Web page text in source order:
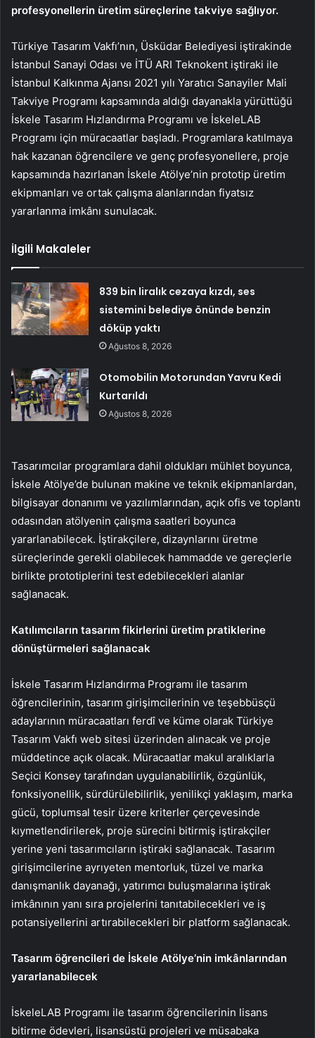
profesyonellerin üretim süreçlerine takviye sağlıyor.
Türkiye Tasarım Vakfı’nın, Üsküdar Belediyesi iştirakinde
İstanbul Sanayi Odası ve İTÜ ARI Teknokent iştiraki ile
İstanbul Kalkınma Ajansı 2021 yılı Yaratıcı Sanayiler Mali
Takviye Programı kapsamında aldığı dayanakla yürüttüğü
İskele Tasarım Hızlandırma Programı ve İskeleLAB
Programı için müracaatlar başladı. Programlara katılmaya
hak kazanan öğrencilere ve genç profesyonellere, proje
kapsamında hazırlanan İskele Atölye’nin prototip üretim
ekipmanları ve ortak çalışma alanlarından fiyatsız
yararlanma imkânı sunulacak.
İlgili Makaleler
839 bin liralık cezaya kızdı, ses
sistemini belediye önünde benzin
döküp yaktı
Ağustos 8, 2026
Otomobilin Motorundan Yavru Kedi
Kurtarıldı
Ağustos 8, 2026
Tasarımcılar programlara dahil oldukları mühlet boyunca,
İskele Atölye’de bulunan makine ve teknik ekipmanlardan,
bilgisayar donanımı ve yazılımlarından, açık ofis ve toplantı
odasından atölyenin çalışma saatleri boyunca
yararlanabilecek. İştirakçilere, dizaynlarını üretme
süreçlerinde gerekli olabilecek hammadde ve gereçlerle
birlikte prototiplerini test edebilecekleri alanlar
sağlanacak.
Katılımcıların tasarım fikirlerini üretim pratiklerine
dönüştürmeleri sağlanacak
İskele Tasarım Hızlandırma Programı ile tasarım
öğrencilerinin, tasarım girişimcilerinin ve teşebbüsçü
adaylarının müracaatları ferdî ve küme olarak Türkiye
Tasarım Vakfı web sitesi üzerinden alınacak ve proje
müddetince açık olacak. Müracaatlar makul aralıklarla
Seçici Konsey tarafından uygulanabilirlik, özgünlük,
fonksiyonellik, sürdürülebilirlik, yenilikçi yaklaşım, marka
gücü, toplumsal tesir üzere kriterler çerçevesinde
kıymetlendirilerek, proje sürecini bitirmiş iştirakçiler
yerine yeni tasarımcıların iştiraki sağlanacak. Tasarım
girişimcilerine ayrıyeten mentorluk, tüzel ve marka
danışmanlık dayanağı, yatırımcı buluşmalarına iştirak
imkânının yanı sıra projelerini tanıtabilecekleri ve iş
potansiyellerini artırabilecekleri bir platform sağlanacak.
Tasarım öğrencileri de İskele Atölye’nin imkânlarından
yararlanabilecek
İskeleLAB Programı ile tasarım öğrencilerinin lisans
bitirme ödevleri, lisansüstü projeleri ve müsabaka